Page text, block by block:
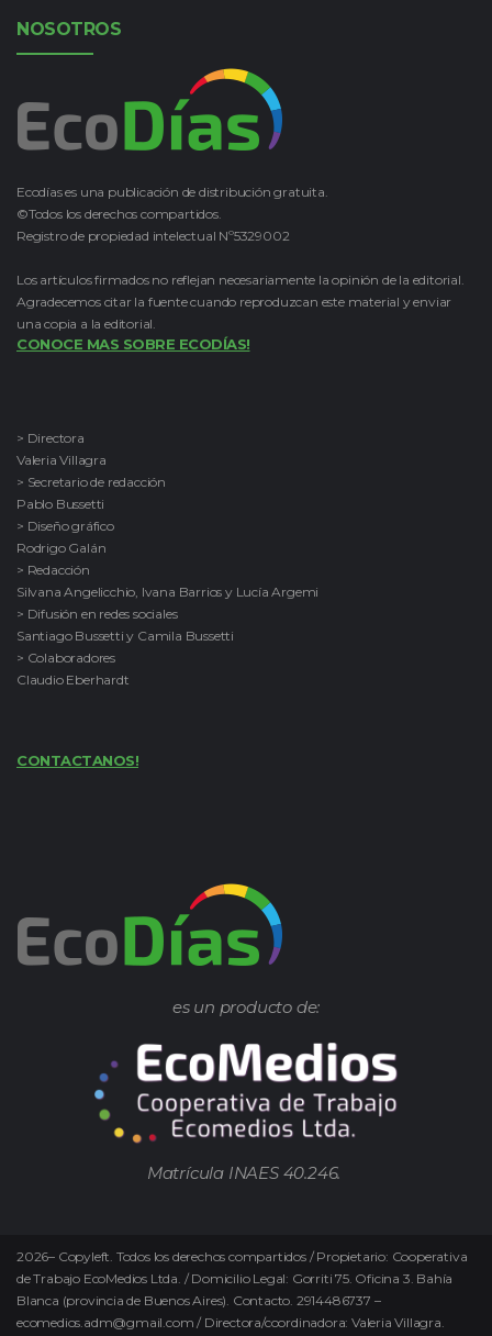
NOSOTROS
Ecodías es una publicación de distribución gratuita.
©Todos los derechos compartidos.
Registro de propiedad intelectual Nº5329002
Los artículos firmados no reflejan necesariamente la opinión de la editorial.
Agradecemos citar la fuente cuando reproduzcan este material y enviar
una copia a la editorial.
CONOCE MAS SOBRE ECODÍAS!
> Directora
Valeria Villagra
> Secretario de redacción
Pablo Bussetti
> Diseño gráfico
Rodrigo Galán
> Redacción
Silvana Angelicchio, Ivana Barrios y Lucía Argemi
> Difusión en redes sociales
Santiago Bussetti y Camila Bussetti
> Colaboradores
Claudio Eberhardt
CONTACTANOS!
es un producto de:
Matrícula INAES 40.246.
2026– Copyleft. Todos los derechos compartidos / Propietario: Cooperativa
de Trabajo EcoMedios Ltda. / Domicilio Legal: Gorriti 75. Oficina 3. Bahía
Blanca (provincia de Buenos Aires). Contacto. 2914486737 –
ecomedios.adm@gmail.com / Directora/coordinadora: Valeria Villagra.